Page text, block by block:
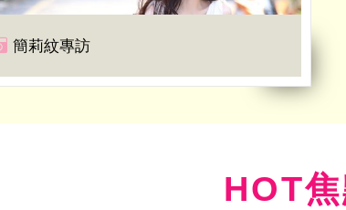
簡莉紋專訪
HOT